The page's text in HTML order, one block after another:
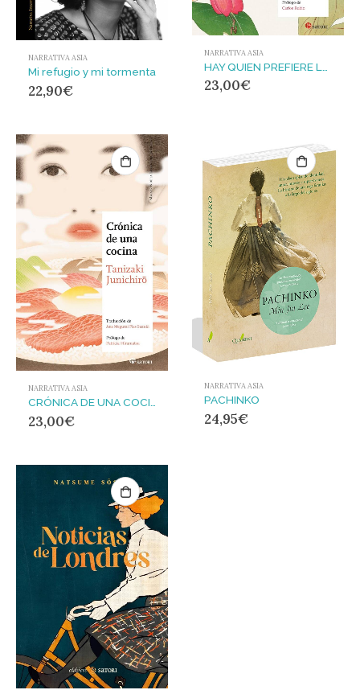
NARRATIVA ASIA
Mi refugio y mi tormenta
22,90€
NARRATIVA ASIA
23,00€
NARRATIVA ASIA
23,00€
NARRATIVA ASIA
PACHINKO
24,95€